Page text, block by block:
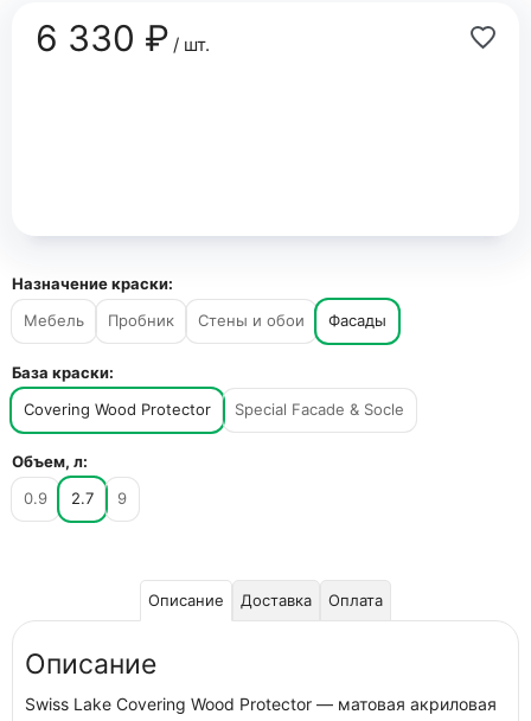
6 330 ₽/ шт.
Назначение краски:
Мебель
Пробник Стены и обои Фасады
База краски:
Covering Wood Protector
Special Facade & Socle
Объем, л:
0.9
2.7 9
Описание Доставка Оплата
Описание
Swiss Lake Covering Wood Protector — матовая акриловая